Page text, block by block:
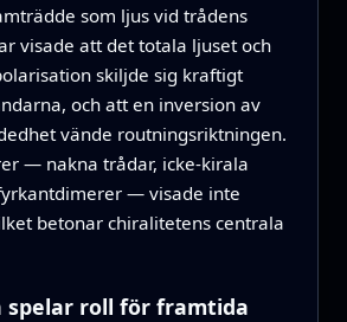
som ljus vid trådens
visade att det totala ljuset och
skiljde sig kraftigt
och att en inversion av
vände routningsriktningen.
— nakna trådar, icke‑kirala
— visade inte
betonar chiralitetens centrala
roll för framtida